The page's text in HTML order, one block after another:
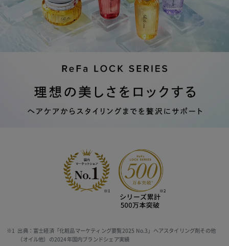
※1
出典：富士経済「化粧品マーケティング要覧2025 No.3」ヘアスタイリング剤その他
（オイル他）の2024年国内ブランドシェア実績